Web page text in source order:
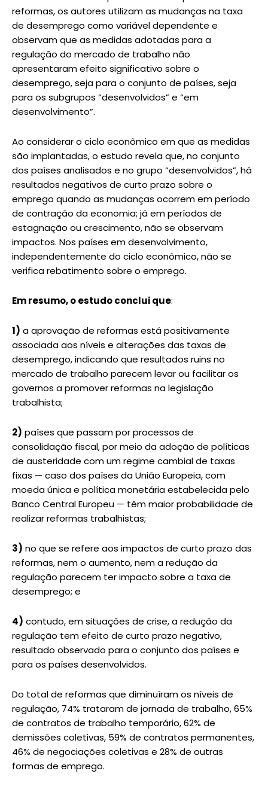
reformas, os autores utilizam as mudanças na taxa
de desemprego como variável dependente e
observam que as medidas adotadas para a
regulação do mercado de trabalho não
apresentaram efeito significativo sobre o
desemprego, seja para o conjunto de países, seja
para os subgrupos “desenvolvidos” e “em
desenvolvimento”.
Ao considerar o ciclo econômico em que as medidas
são implantadas, o estudo revela que, no conjunto
dos países analisados e no grupo “desenvolvidos”, há
resultados negativos de curto prazo sobre o
emprego quando as mudanças ocorrem em período
de contração da economia; já em períodos de
estagnação ou crescimento, não se observam
impactos. Nos países em desenvolvimento,
independentemente do ciclo econômico, não se
verifica rebatimento sobre o emprego.
Em resumo, o estudo conclui que:
1) a aprovação de reformas está positivamente
associada aos níveis e alterações das taxas de
desemprego, indicando que resultados ruins no
mercado de trabalho parecem levar ou facilitar os
governos a promover reformas na legislação
trabalhista;
2) países que passam por processos de
consolidação fiscal, por meio da adoção de políticas
de austeridade com um regime cambial de taxas
fixas — caso dos países da União Europeia, com
moeda única e política monetária estabelecida pelo
Banco Central Europeu — têm maior probabilidade de
realizar reformas trabalhistas;
3) no que se refere aos impactos de curto prazo das
reformas, nem o aumento, nem a redução da
regulação parecem ter impacto sobre a taxa de
desemprego; e
4) contudo, em situações de crise, a redução da
regulação tem efeito de curto prazo negativo,
resultado observado para o conjunto dos países e
para os países desenvolvidos.
Do total de reformas que diminuíram os níveis de
regulação, 74% trataram de jornada de trabalho, 65%
de contratos de trabalho temporário, 62% de
demissões coletivas, 59% de contratos permanentes,
46% de negociações coletivas e 28% de outras
formas de emprego.